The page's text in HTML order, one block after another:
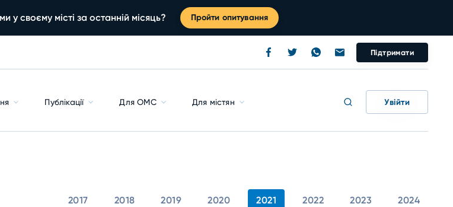
у своєму місті за останній місяць? Пройти опитування
Підтримати
Публікації Для ОМС Для містян Увійти
2017 2018 2019 2020 2021 2022 2023 2024